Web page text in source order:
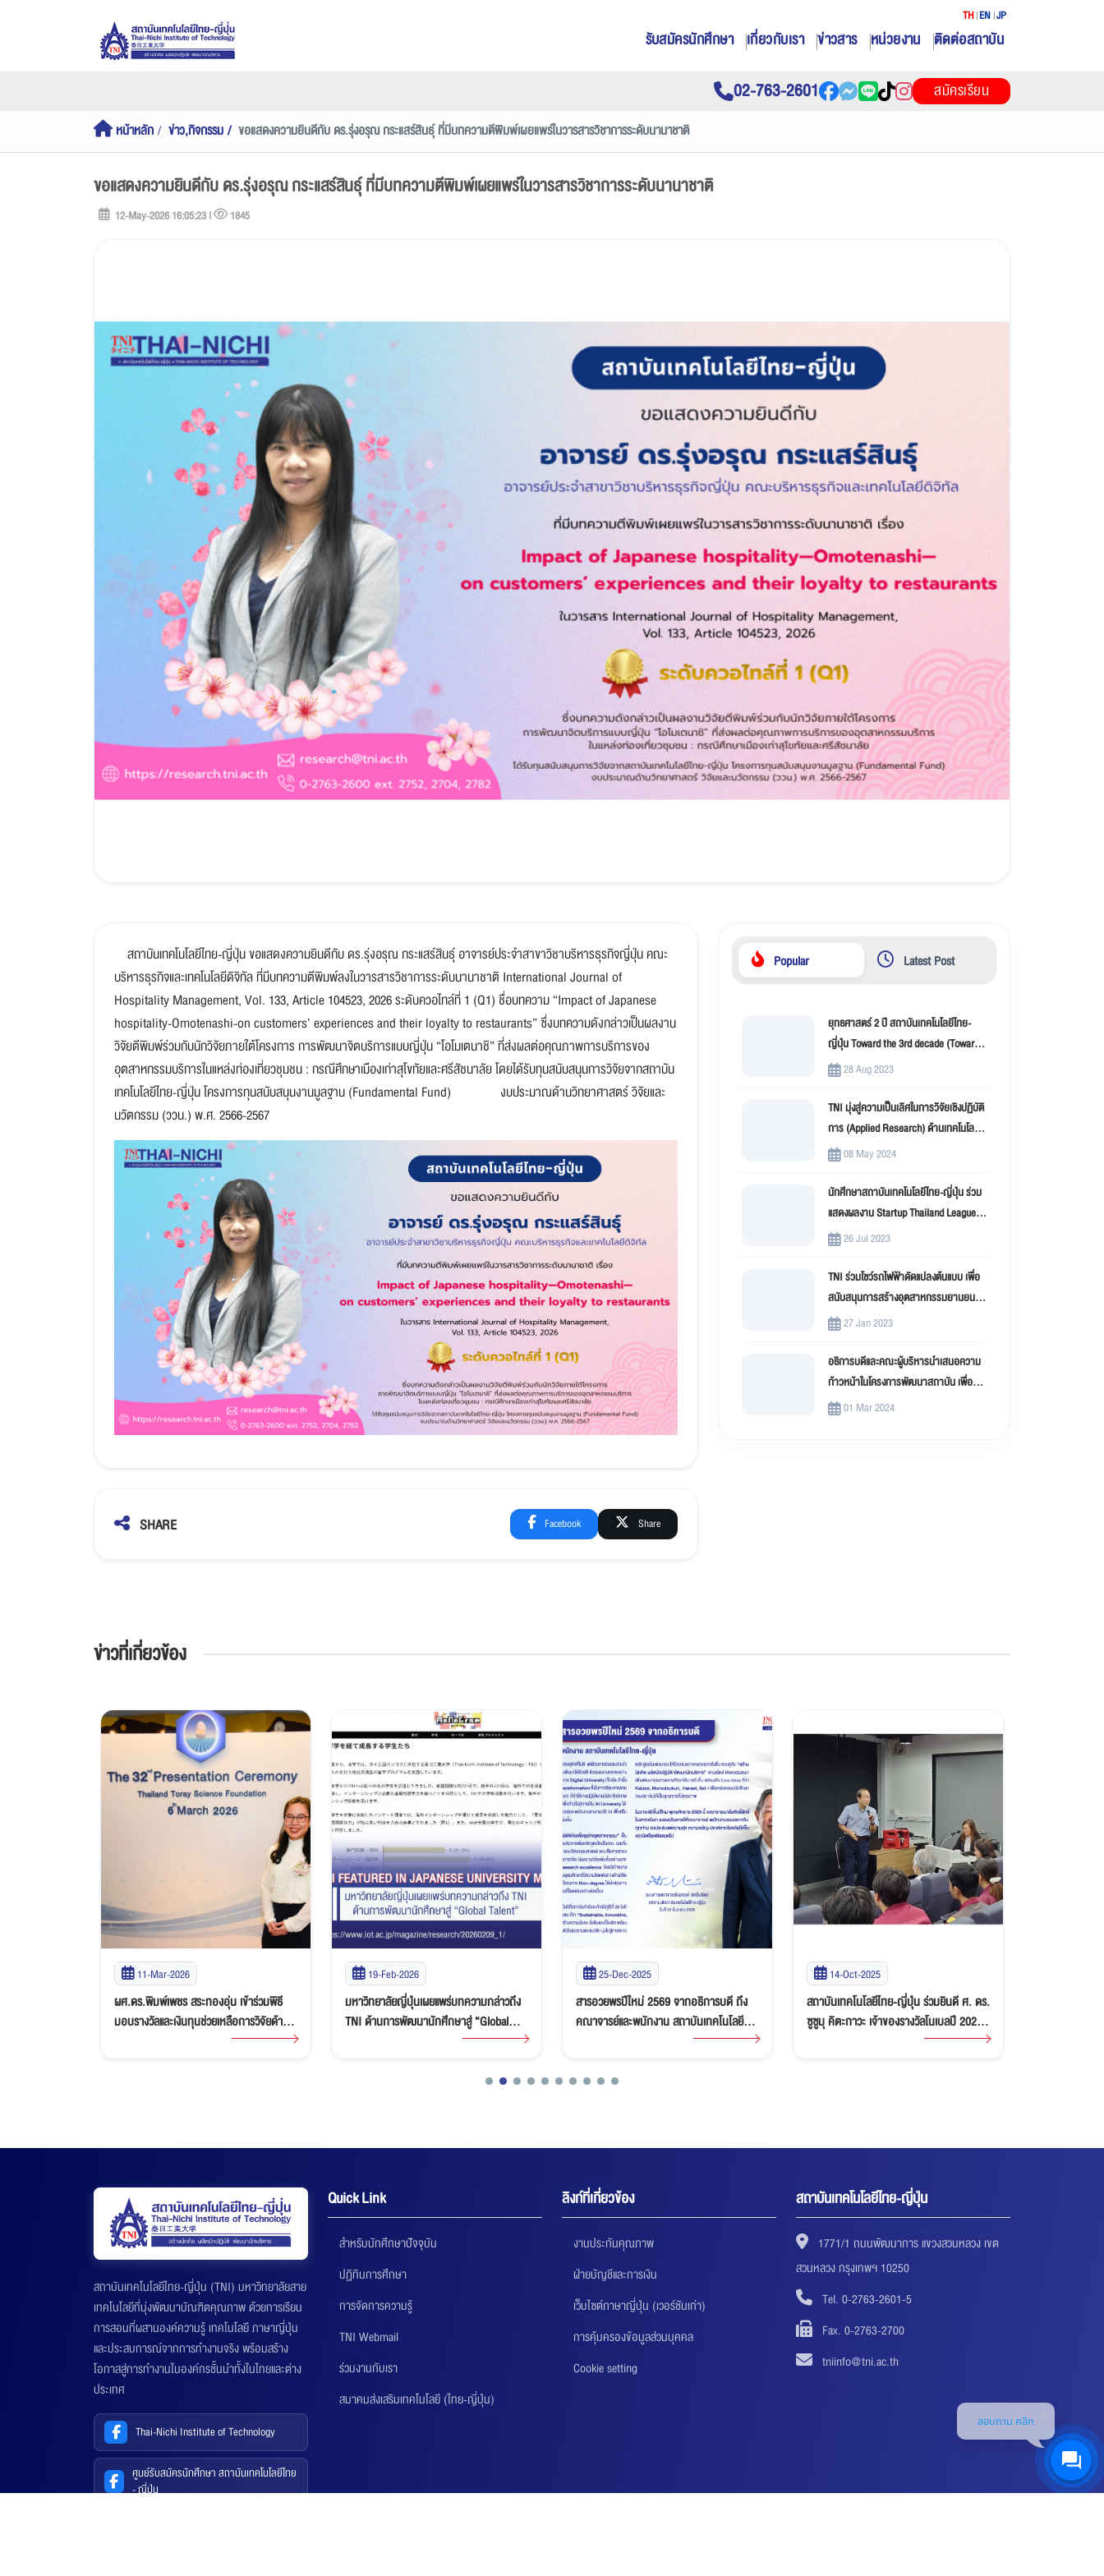
รับสมัครนักศึกษา เกี่ยวกับเรา ข่าวสาร หน่วยงาน ติดต่อสถาบัน
TH EN JP
02-763-2601 สมัครเรียน
หน้าหลัก ข่าว,กิจกรรม ขอแสดงความยินดีกับ ดร.รุ่งอรุณ กระแสร์สินธุ์ ที่มีบทความตีพิมพ์เผยแพร่ในวารสารวิชาการระดับนานาชาติ
ขอแสดงความยินดีกับ ดร.รุ่งอรุณ กระแสร์สินธุ์ ที่มีบทความตีพิมพ์เผยแพร่ในวารสารวิชาการระดับนานาชาติ
12-May-2026 16:05:23 | 1845
สถาบันเทคโนโลยีไทย-ญี่ปุ่น ขอแสดงความยินดีกับ ดร.รุ่งอรุณ กระแสร์สินธุ์ อาจารย์ประจำสาขาวิชาบริหารธุรกิจญี่ปุ่น คณะ
บริหารธุรกิจและเทคโนโลยีดิจิทัล ที่มีบทความตีพิมพ์ลงในวารสารวิชาการระดับนานาชาติ International Journal of
Hospitality Management, Vol. 133, Article 104523, 2026 ระดับควอไทล์ที่ 1 (Q1) ชื่อบทความ “Impact of Japanese
hospitality-Omotenashi-on customers’ experiences and their loyalty to restaurants” ซึ่งบทความดังกล่าวเป็นผลงาน
วิจัยตีพิมพ์ร่วมกับนักวิจัยภายใต้โครงการ การพัฒนาจิตบริการแบบญี่ปุ่น “โอโมเตนาชิ” ที่ส่งผลต่อคุณภาพการบริการของ
อุตสาหกรรมบริการในแหล่งท่องเที่ยวชุมชน : กรณีศึกษาเมืองเก่าสุโขทัยและศรีสัชนาลัย โดยได้รับทุนสนับสนุนการวิจัยจากสถาบัน
เทคโนโลยีไทย-ญี่ปุ่น โครงการทุนสนับสนุนงานมูลฐาน (Fundamental Fund) งบประมาณด้านวิทยาศาสตร์ วิจัยและ
นวัตกรรม (ววน.) พ.ศ. 2566-2567
SHARE Facebook Share
Popular Latest Post
ยุทธศาสตร์ 2 ปี สถาบันเทคโนโลยีไทย-
ญี่ปุ่น Toward the 3rd decade (Toward
New Innovation –TNI)
28 Aug 2023
TNI มุ่งสู่ความเป็นเลิศในการวิจัยเชิงปฏิบัติ
การ (Applied Research) ด้านเทคโนโลยี
สารสนเทศ
08 May 2024
นักศึกษาสถาบันเทคโนโลยีไทย-ญี่ปุ่น ร่วม
แสดงผลงาน Startup Thailand League
202326 Jul 2023
TNI ร่วมโชว์รถไฟฟ้าดัดแปลงต้นแบบ เพื่อ
สนับสนุนการสร้างอุตสาหกรรมยานยนต์
ไฟฟ้าดัดแปลง (EV Conversion)
27 Jan 2023
อธิการบดีและคณะผู้บริหารนำเสนอความ
ก้าวหน้าในโครงการพัฒนาสถาบัน เพื่อขับ
เคลื่อน สถาบันเทคโนโลยีไทย-ญี่ปุ่น (TNI)
01 Mar 2024
ข่าวที่เกี่ยวข้อง
11-Mar-2026
ผศ.ดร.พิมพ์เพชร สระทองอุ่น เข้าร่วมพิธี
มอบรางวัลและเงินทุนช่วยเหลือการวิจัยด้าน
วิทยาศาสตร์และเทคโนโลยี ครั้งที่ 32 จัดโดย
19-Feb-2026
มหาวิทยาลัยญี่ปุ่นเผยแพร่บทความกล่าวถึง
TNI ด้านการพัฒนานักศึกษาสู่ “Global
25-Dec-2025
สารอวยพรปีใหม่ 2569 จากอธิการบดี ถึง
คณาจารย์และพนักงาน สถาบันเทคโนโลยี
14-Oct-2025
สถาบันเทคโนโลยีไทย-ญี่ปุ่น ร่วมยินดี ศ. ดร.
ซูซูมุ คิตะกาวะ เจ้าของรางวัลโนเบลปี 2025
ผู้เคยให้เกียรติบรรยายแก่นักศึกษาใน
สถาบันเทคโนโลยีไทย-ญี่ปุ่น (TNI) มหาวิทยาลัยสาย
เทคโนโลยีที่มุ่งพัฒนาบัณฑิตคุณภาพ ด้วยการเรียน
การสอนที่ผสานองค์ความรู้ เทคโนโลยี ภาษาญี่ปุ่น
และประสบการณ์จากการทำงานจริง พร้อมสร้าง
โอกาสสู่การทำงานในองค์กรชั้นนำทั้งในไทยและต่าง
ประเทศ
Thai-Nichi Institute of Technology
ศูนย์รับสมัครนักศึกษา สถาบันเทคโนโลยีไทย
- ญี่ปุ่น
Quick Link
สำหรับนักศึกษาปัจจุบัน
ปฏิทินการศึกษา
การจัดการความรู้
TNI Webmail
ร่วมงานกับเรา
สมาคมส่งเสริมเทคโนโลยี (ไทย-ญี่ปุ่น)
ลิงก์ที่เกี่ยวข้อง
งานประกันคุณภาพ
ฝ่ายบัญชีและการเงิน
เว็บไซต์ภาษาญี่ปุ่น (เวอร์ชันเก่า)
การคุ้มครองข้อมูลส่วนบุคคล
Cookie setting
สถาบันเทคโนโลยีไทย-ญี่ปุ่น
1771/1 ถนนพัฒนาการ แขวงสวนหลวง เขต
สวนหลวง กรุงเทพฯ 10250
Tel. 0-2763-2601-5
Fax. 0-2763-2700
tniinfo@tni.ac.th
สอบถาม คลิก